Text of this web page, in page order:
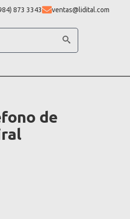
873 3343 ventas@lidital.com
de